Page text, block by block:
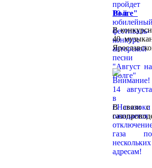
Волге"
В
40
В связи с